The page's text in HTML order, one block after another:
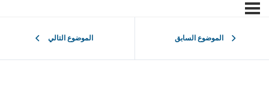
الموضوع السابق الموضوع التالي